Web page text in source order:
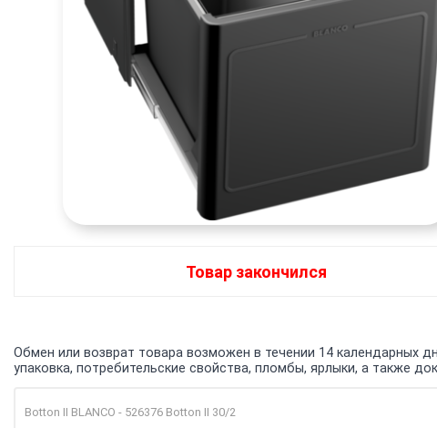
Товар закончился
Обмен или возврат товара возможен в течении 14 календарных
упаковка, потребительские свойства, пломбы, ярлыки, а также
Botton II BLANCO - 526376 Botton II 30/2